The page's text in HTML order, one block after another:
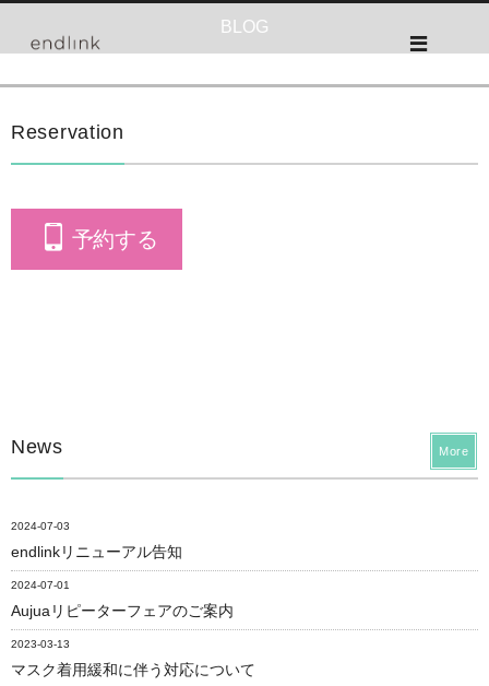
BLOG
Reservation
予約する
News
2024-07-03
endlinkリニューアル告知
2024-07-01
Aujuaリピーターフェアのご案内
2023-03-13
マスク着用緩和に伴う対応について
More